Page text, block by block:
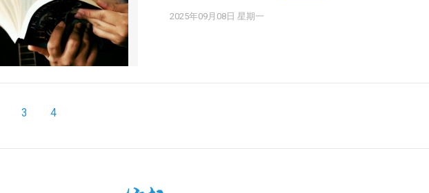
2025年09月08日 星期一
3 4